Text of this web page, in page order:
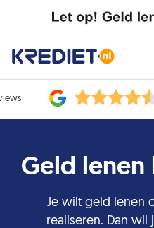
Geld lenen
Je wilt geld lenen
realiseren. Dan